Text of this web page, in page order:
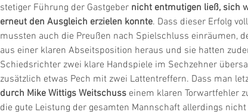
stetiger Führung der Gastgeber nicht entmutigen ließ, sich
erneut den Ausgleich erzielen konnte. Dass dieser Erfolg
mussten auch die Preußen nach Spielschluss einräumen,
aus einer klaren Abseitsposition heraus und sie hatten
Schiedsrichter zwei klare Handspiele im Sechzehner
zusätzlich etwas Pech mit zwei Lattentreffern. Dass man
durch Mike Wittigs Weitschuss einem klaren Torwartfehler
die gute Leistung der gesamten Mannschaft allerdings